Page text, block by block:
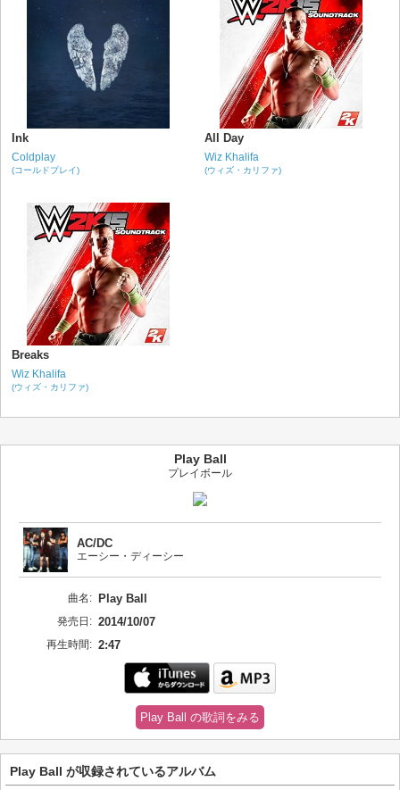
Ink
Coldplay
(コールドプレイ)
All Day
Wiz Khalifa
(ウィズ・カリファ)
Breaks
Wiz Khalifa
(ウィズ・カリファ)
Play Ball
プレイボール
AC/DC
エーシー・ディーシー
曲名: Play Ball
発売日: 2014/10/07
再生時間: 2:47
Play Ball の歌詞をみる
Play Ball が収録されているアルバム